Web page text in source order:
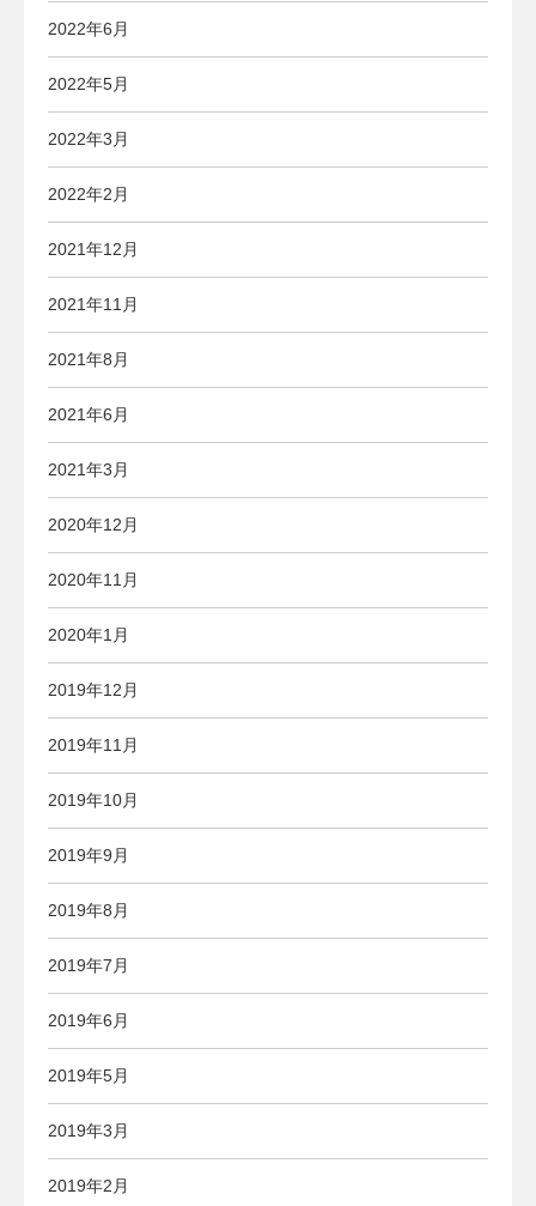
2022年6月
2022年5月
2022年3月
2022年2月
2021年12月
2021年11月
2021年8月
2021年6月
2021年3月
2020年12月
2020年11月
2020年1月
2019年12月
2019年11月
2019年10月
2019年9月
2019年8月
2019年7月
2019年6月
2019年5月
2019年3月
2019年2月